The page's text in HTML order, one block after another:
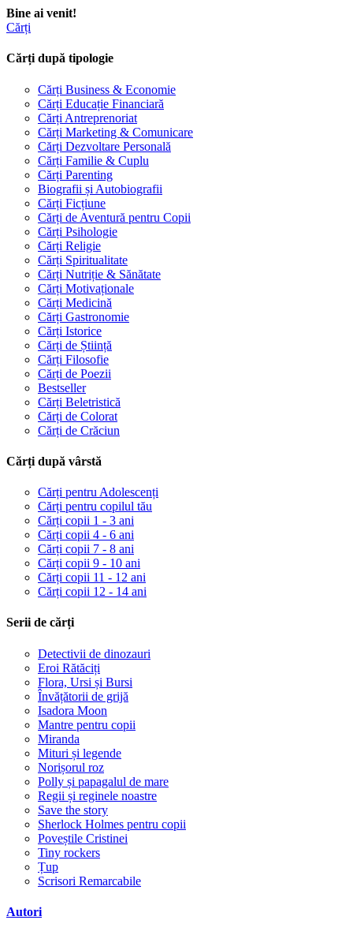
Bine ai venit!
Cărți
Cărți după tipologie
Cărți Business & Economie
Cărți Educație Financiară
Cărți Antreprenoriat
Cărți Marketing & Comunicare
Cărți Dezvoltare Personală
Cărți Familie & Cuplu
Cărți Parenting
Biografii și Autobiografii
Cărți Ficțiune
Cărți de Aventură pentru Copii
Cărți Psihologie
Cărți Religie
Cărți Spiritualitate
Cărți Nutriție & Sănătate
Cărți Motivaționale
Cărți Medicină
Cărți Gastronomie
Cărți Istorice
Cărți de Știință
Cărți Filosofie
Cărți de Poezii
Bestseller
Cărți Beletristică
Cărți de Colorat
Cărți de Crăciun
Cărți după vârstă
Cărți pentru Adolescenți
Cărți pentru copilul tău
Cărți copii 1 - 3 ani
Cărți copii 4 - 6 ani
Cărți copii 7 - 8 ani
Cărți copii 9 - 10 ani
Cărți copii 11 - 12 ani
Cărți copii 12 - 14 ani
Serii de cărți
Detectivii de dinozauri
Eroi Rătăciți
Flora, Ursi și Bursi
Învățătorii de grijă
Isadora Moon
Mantre pentru copii
Miranda
Mituri și legende
Norișorul roz
Polly și papagalul de mare
Regii și reginele noastre
Save the story
Sherlock Holmes pentru copii
Poveștile Cristinei
Tiny rockers
Țup
Scrisori Remarcabile
Autori